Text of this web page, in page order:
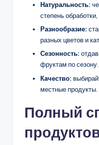
Натуральность:
степень
Разнообразие:
разных цветов и
Сезонность:
фруктам по сезону.
Качество:
местные продукты.
Полный